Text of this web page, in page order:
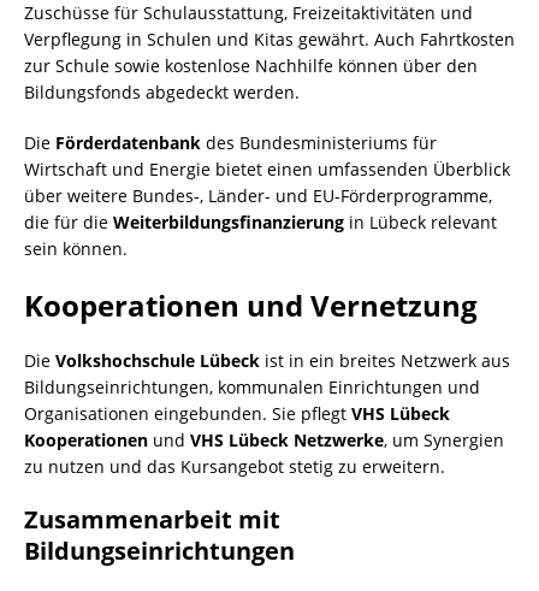
Zuschüsse für Schulausstattung, Freizeitaktivitäten und
Verpflegung in Schulen und Kitas gewährt. Auch Fahrtkosten
zur Schule sowie kostenlose Nachhilfe können über den
Bildungsfonds abgedeckt werden.
Die Förderdatenbank des Bundesministeriums für
Wirtschaft und Energie bietet einen umfassenden Überblick
über weitere Bundes-, Länder- und EU-Förderprogramme,
die für die Weiterbildungsfinanzierung in Lübeck relevant
sein können.
Kooperationen und Vernetzung
Die Volkshochschule Lübeck ist in ein breites Netzwerk aus
Bildungseinrichtungen, kommunalen Einrichtungen und
Organisationen eingebunden. Sie pflegt VHS Lübeck
Kooperationen und VHS Lübeck Netzwerke, um Synergien
zu nutzen und das Kursangebot stetig zu erweitern.
Zusammenarbeit mit
Bildungseinrichtungen